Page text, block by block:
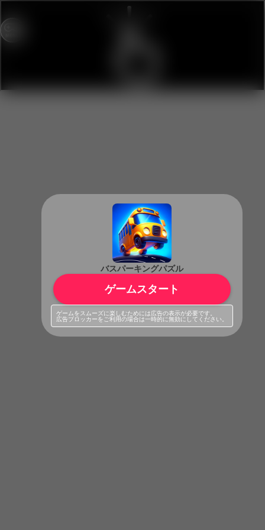
バスパーキングパズル
ゲームスタート
ゲームをスムーズに楽しむためには広告の表示が必要です。
広告ブロッカーをご利用の場合は一時的に無効にしてください。